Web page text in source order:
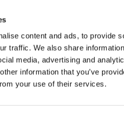
content and ads, to provide
traffic. We also share
media, advertising and
information that you’ve
your use of their services.
diese Website sowie im
Verwirklichung Ihrer Rechte
(Recht auf Einsicht,
auf Einschränkung auf
verwenden Sie das
Sie sie per E-Mail an die
diese